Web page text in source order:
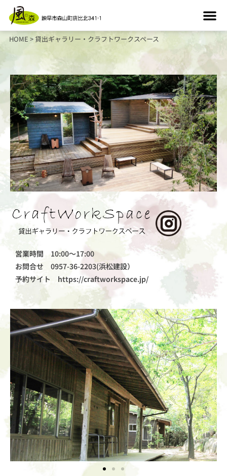
HOME >貸出ギャラリー・クラフトワークスペース
営業時間 10:00～17:00
お問合せ 0957-36-2203(浜松建設）
予約サイト https://craftworkspace.jp/